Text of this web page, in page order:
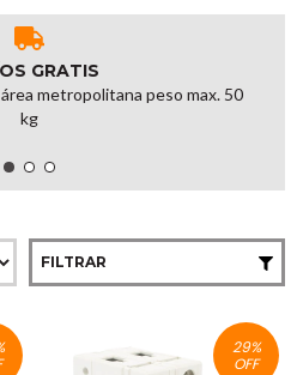
GRATIS
metropolitana peso max. 50
kg
FILTRAR
29%
OFF